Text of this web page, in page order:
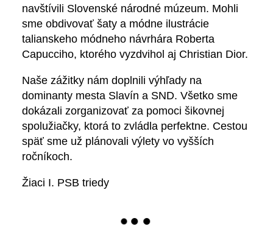
navštívili Slovenské národné múzeum. Mohli
sme obdivovať šaty a módne ilustrácie
talianskeho módneho návrhára Roberta
Capucciho, ktorého vyzdvihol aj Christian Dior.
Naše zážitky nám doplnili výhľady na
dominanty mesta Slavín a SND. Všetko sme
dokázali zorganizovať za pomoci šikovnej
spolužiačky, ktorá to zvládla perfektne. Cestou
späť sme už plánovali výlety vo vyšších
ročníkoch.
Žiaci I. PSB triedy